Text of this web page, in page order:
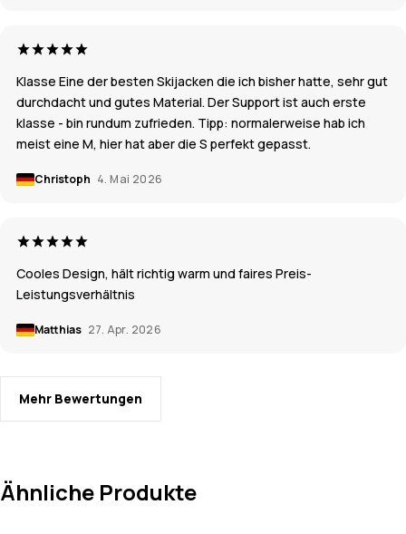
Klasse Eine der besten Skijacken die ich bisher hatte, sehr gut
durchdacht und gutes Material. Der Support ist auch erste
klasse - bin rundum zufrieden. Tipp: normalerweise hab ich
meist eine M, hier hat aber die S perfekt gepasst.
Christoph 4. Mai 2026
Cooles Design, hält richtig warm und faires Preis-
Leistungsverhältnis
Matthias 27. Apr. 2026
Mehr Bewertungen
Ähnliche Produkte